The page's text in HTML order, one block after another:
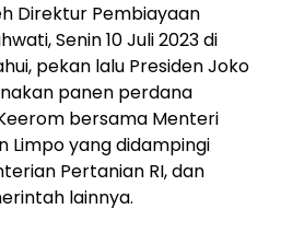
Direktur Pembiayaan
Senin 10 Juli 2023 di
pekan lalu Presiden Joko
panen perdana
bersama Menteri
Limpo yang didampingi
Pertanian RI, dan
lainnya.